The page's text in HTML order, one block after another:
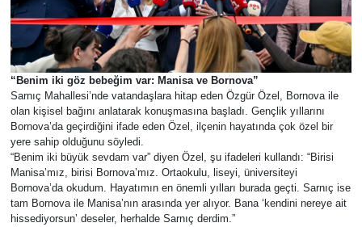
“Benim iki göz bebeğim var: Manisa ve Bornova”
Sarnıç Mahallesi’nde vatandaşlara hitap eden Özgür Özel, Bornova ile
olan kişisel bağını anlatarak konuşmasına başladı. Gençlik yıllarını
Bornova’da geçirdiğini ifade eden Özel, ilçenin hayatında çok özel bir
yere sahip olduğunu söyledi.
“Benim iki büyük sevdam var” diyen Özel, şu ifadeleri kullandı: “Birisi
Manisa’mız, birisi Bornova’mız. Ortaokulu, liseyi, üniversiteyi
Bornova’da okudum. Hayatımın en önemli yılları burada geçti. Sarnıç ise
tam Bornova ile Manisa’nın arasında yer alıyor. Bana ‘kendini nereye ait
hissediyorsun’ deseler, herhalde Sarnıç derdim.”